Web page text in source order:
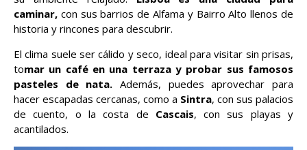
caminar, con sus barrios de Alfama y Bairro Alto llenos de
historia y rincones para descubrir.
El clima suele ser cálido y seco, ideal para visitar sin prisas,
tomar un café en una terraza y probar sus famosos
pasteles de nata. Además, puedes aprovechar para
hacer escapadas cercanas, como a Sintra, con sus palacios
de cuento, o la costa de Cascais, con sus playas y
acantilados.